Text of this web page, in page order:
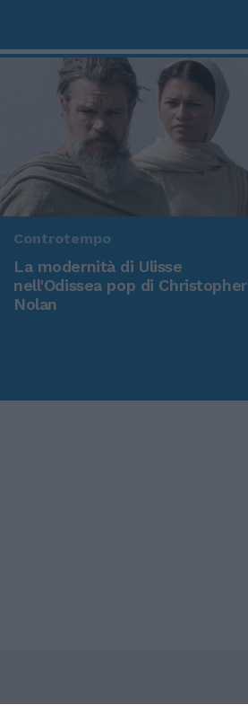
Controtempo
La modernità di Ulisse
nell'Odissea pop di Christopher
Nolan